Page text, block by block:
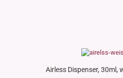
Airless Dispenser, 30ml,